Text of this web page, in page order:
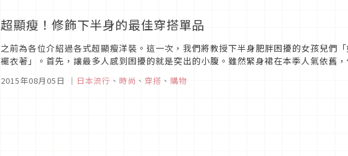
超顯瘦！修飾下半身的最佳穿搭單品
之前為各位介紹過各式超顯瘦洋裝。這一次，我們將教授下半身肥胖困擾的女孩兒們
襬衣著」。首先，讓最多人感到困擾的就是突出的小腹。雖然緊身裙在本季人氣依舊
2015年08月05日 ｜ 日本流行 、 時尚 、 穿搭 、 購物